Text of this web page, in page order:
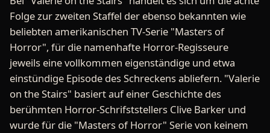
Folge zur zweiten Staffel der ebenso bekannten wie
beliebten amerikanischen TV-Serie "Masters of
Horror", für die namenhafte Horror-Regisseure
jeweils eine vollkommen eigenständige und etwa
einstündige Episode des Schreckens abliefern. "Valerie
on the Stairs" basiert auf einer Geschichte des
berühmten Horror-Schrifststellers Clive Barker und
wurde für die "Masters of Horror" Serie von keinem